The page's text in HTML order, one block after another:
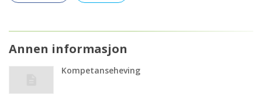
Annen informasjon
Kompetanseheving